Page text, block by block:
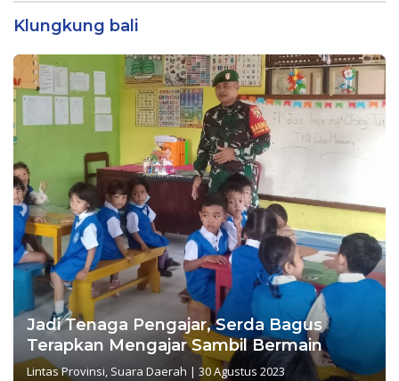
Klungkung bali
Jadi Tenaga Pengajar, Serda Bagus
Terapkan Mengajar Sambil Bermain
Lintas Provinsi, Suara Daerah | 30 Agustus 2023